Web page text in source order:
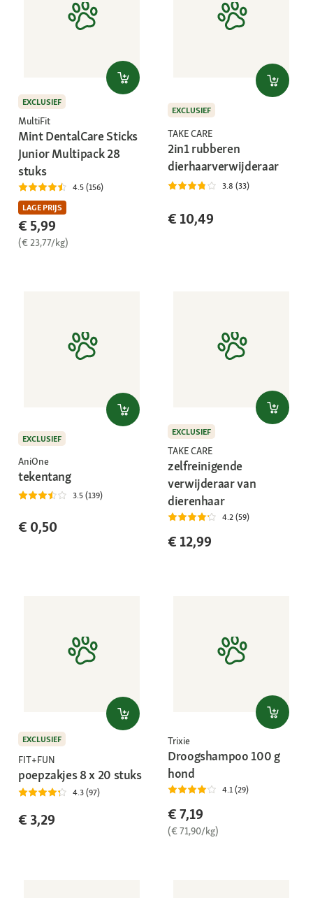
EXCLUSIEF
MultiFit
Mint DentalCare Sticks
Junior Multipack 28
stuks
4.5 (156)
LAGE PRIJS
€ 5,99
(€ 23,77/kg)
EXCLUSIEF
TAKE CARE
2in1 rubberen
dierhaarverwijderaar
3.8 (33)
€ 10,49
EXCLUSIEF
AniOne
tekentang
3.5 (139)
€ 0,50
EXCLUSIEF
TAKE CARE
zelfreinigende
verwijderaar van
dierenhaar
4.2 (59)
€ 12,99
EXCLUSIEF
FIT+FUN
poepzakjes 8 x 20 stuks
4.3 (97)
€ 3,29
Trixie
Droogshampoo 100 g
hond
4.1 (29)
€ 7,19
(€ 71,90/kg)